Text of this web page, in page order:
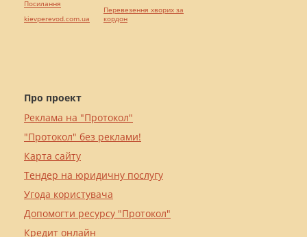
Про проект
Реклама на "Протокол"
"Протокол" без реклами!
Карта сайту
Тендер на юридичну послугу
Угода користувача
Допомогти ресурсу "Протокол"
Кредит онлайн
Посилання
kievperevod.com.ua
Перевезення хворих за
кордон